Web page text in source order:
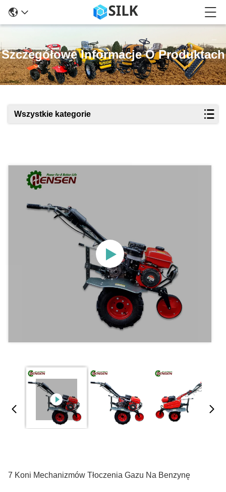
Szczegółowe Informacje O Produktach
Wszystkie kategorie
7 Koni Mechanizmów Tłoczenia Gazu Na Benzynę